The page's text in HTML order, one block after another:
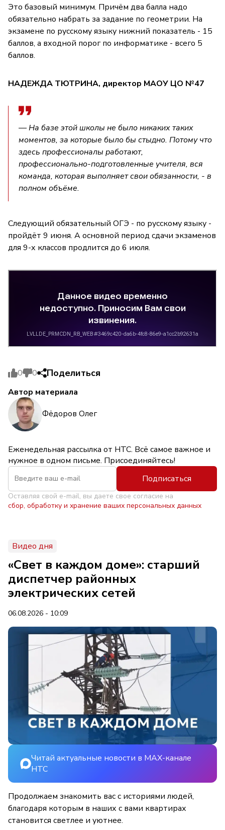
Это базовый минимум. Причём два балла надо
обязательно набрать за задание по геометрии. На
экзамене по русскому языку нижний показатель - 15
баллов, а входной порог по информатике - всего 5
баллов.
НАДЕЖДА ТЮТРИНА, директор МАОУ ЦО №47
— На базе этой школы не было никаких таких
моментов, за которые было бы стыдно. Потому что
здесь профессионалы работают,
профессионально-подготовленные учителя, вся
команда, которая выполняет свои обязанности, - в
полном объёме.
Следующий обязательный ОГЭ - по русскому языку -
пройдёт 9 июня. А основной период сдачи экзаменов
для 9-х классов продлится до 6 июля.
0 0 Поделиться
Автор материала
Фёдоров Олег
Еженедельная рассылка от НТС. Всё самое важное и
нужное в одном письме. Присоединяйтесь!
Подписаться
Оставляя свой e-mail, вы даете свое согласие на
сбор, обработку и хранение ваших персональных данных
Видео дня
«Свет в каждом доме»: старший
диспетчер районных
электрических сетей
06.08.2026 - 10:09
Читай актуальные новости в MAX-канале
НТС
Продолжаем знакомить вас с историями людей,
благодаря которым в наших с вами квартирах
становится светлее и уютнее.